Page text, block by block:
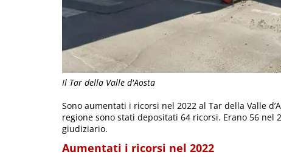
Il Tar della Valle d'Aosta
Sono aumentati i ricorsi nel 2022 al Tar della Valle
regione sono stati depositati 64 ricorsi. Erano 56 nel
giudiziario.
Aumentati i ricorsi nel 2022